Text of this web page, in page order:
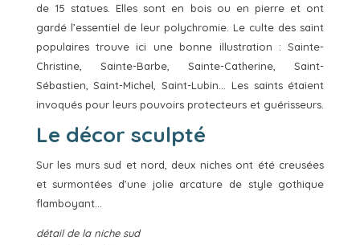
de 15 statues. Elles sont en bois ou en pierre et ont
gardé l’essentiel de leur polychromie. Le culte des saint
populaires trouve ici une bonne illustration : Sainte-
Christine, Sainte-Barbe, Sainte-Catherine, Saint-
Sébastien, Saint-Michel, Saint-Lubin… Les saints étaient
invoqués pour leurs pouvoirs protecteurs et guérisseurs.
Le décor sculpté
Sur les murs sud et nord, deux niches ont été creusées
et surmontées d’une jolie arcature de style gothique
flamboyant…
détail de la niche sud